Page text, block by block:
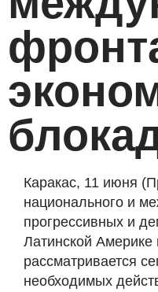
Каракас, 11 июня
национального и
прогрессивных и
Латинской
рассматривается
необходимых